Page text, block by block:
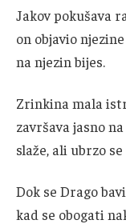
Jakov pokušava
on objavio
na njezin bijes.
Zrinkina mala
završava jasno
slaže, ali ubrzo
Dok se Drago
kad se obogati